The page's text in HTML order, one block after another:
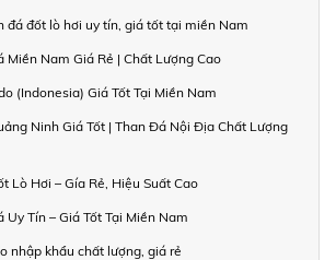
đá đốt lò hơi uy tín, giá tốt tại miền Nam
Miền Nam Giá Rẻ | Chất Lượng Cao
(Indonesia) Giá Tốt Tại Miền Nam
Ninh Giá Tốt | Than Đá Nội Địa Chất Lượng
Lò Hơi – Gía Rẻ, Hiệu Suất Cao
Uy Tín – Giá Tốt Tại Miền Nam
nhập khẩu chất lượng, giá rẻ